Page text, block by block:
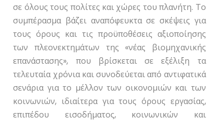
σε όλους τους πολίτες και χώρες του πλανήτη. Το
συμπέρασμα βάζει αναπόφευκτα σε σκέψεις για
τους όρους και τις προϋποθέσεις αξιοποίησης
των πλεονεκτημάτων της «νέας βιομηχανικής
επανάστασης», που βρίσκεται σε εξέλιξη τα
τελευταία χρόνια και συνοδεύεται από αντιφατικά
σενάρια για το μέλλον των οικονομιών και των
κοινωνιών, ιδιαίτερα για τους όρους εργασίας,
επιπέδου εισοδήματος, κοινωνικών και